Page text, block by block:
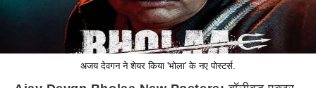
अजय देवगन ने शेयर किया 'भोला' के नए पोस्टर्स.